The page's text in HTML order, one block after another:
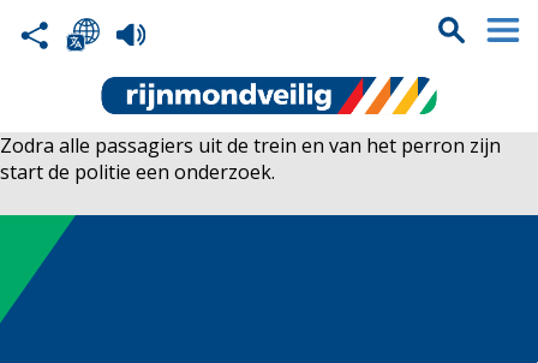
Zodra alle passagiers uit de trein en van het perron zijn
start de politie een onderzoek.